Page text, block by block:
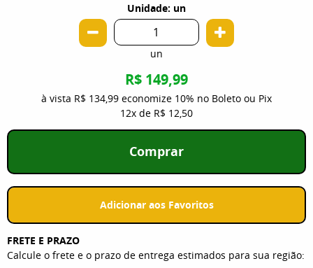
Unidade: un
un
R$ 149,99
à vista R$ 134,99 economize 10% no Boleto ou Pix
12x de R$ 12,50
Comprar
Adicionar aos Favoritos
FRETE E PRAZO
Calcule o frete e o prazo de entrega estimados para sua região: